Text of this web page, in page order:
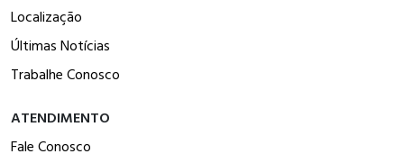
Localização
Últimas Notícias
Trabalhe Conosco
ATENDIMENTO
Fale Conosco